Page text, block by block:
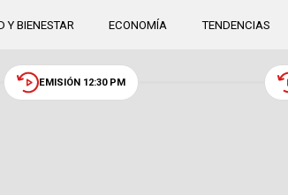
Y BIENESTAR ECONOMÍA TENDENCIAS
EMISIÓN 12:30 PM